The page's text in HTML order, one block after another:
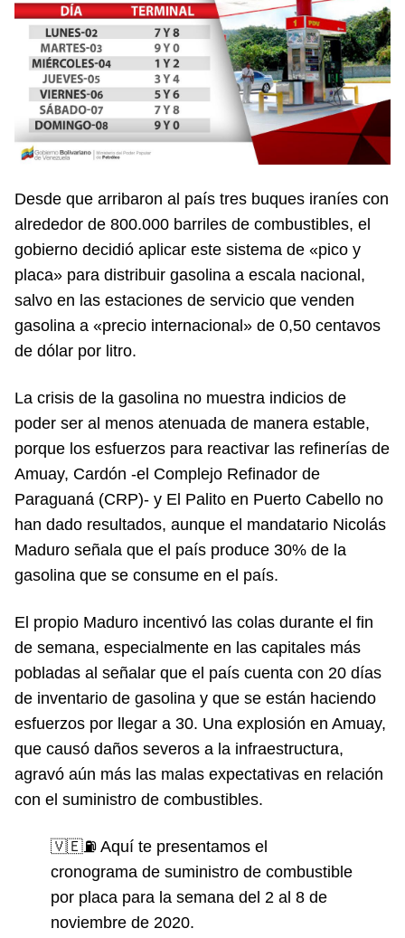
Desde que arribaron al país tres buques iraníes con
alrededor de 800.000 barriles de combustibles, el
gobierno decidió aplicar este sistema de «pico y
placa» para distribuir gasolina a escala nacional,
salvo en las estaciones de servicio que venden
gasolina a «precio internacional» de 0,50 centavos
de dólar por litro.
La crisis de la gasolina no muestra indicios de
poder ser al menos atenuada de manera estable,
porque los esfuerzos para reactivar las refinerías de
Amuay, Cardón -el Complejo Refinador de
Paraguaná (CRP)- y El Palito en Puerto Cabello no
han dado resultados, aunque el mandatario Nicolás
Maduro señala que el país produce 30% de la
gasolina que se consume en el país.
El propio Maduro incentivó las colas durante el fin
de semana, especialmente en las capitales más
pobladas al señalar que el país cuenta con 20 días
de inventario de gasolina y que se están haciendo
esfuerzos por llegar a 30. Una explosión en Amuay,
que causó daños severos a la infraestructura,
agravó aún más las malas expectativas en relación
con el suministro de combustibles.
🇻🇪⛽ Aquí te presentamos el
cronograma de suministro de combustible
por placa para la semana del 2 al 8 de
noviembre de 2020.